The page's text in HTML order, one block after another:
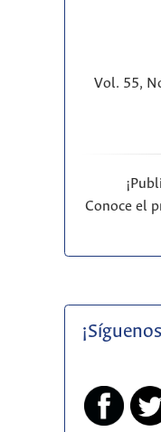
Vol. 55,
Conoce el